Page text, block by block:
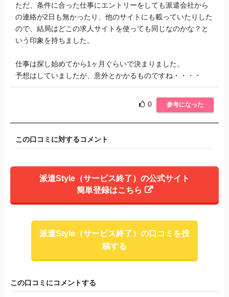
ただ、条件に合った仕事にエントリーをしても派遣会社から
の連絡が2日も無かったり、他のサイトにも載っていたりした
ので、結局はどこの求人サイトを使っても同じなのかな？と
いう印象を持ちました。
仕事は探し始めてから1ヶ月ぐらいで決まりました。
予想はしていましたが、意外とかかるものですね・・・・
0 参考になった
この口コミに対するコメント
派遣Style（サービス終了）の公式サイト
簡単登録はこちら
派遣Style（サービス終了）の口コミを投
稿する
この口コミにコメントする